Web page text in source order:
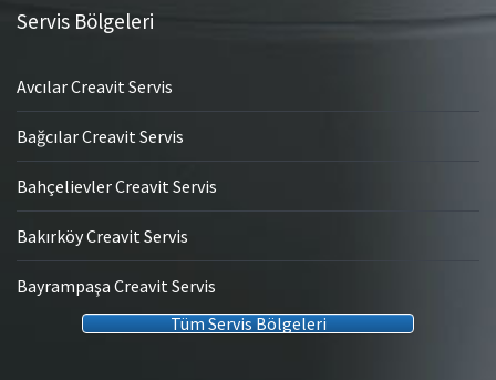
Servis Bölgeleri
Avcılar Creavit Servis
Bağcılar Creavit Servis
Bahçelievler Creavit Servis
Bakırköy Creavit Servis
Bayrampaşa Creavit Servis
Tüm Servis Bölgeleri